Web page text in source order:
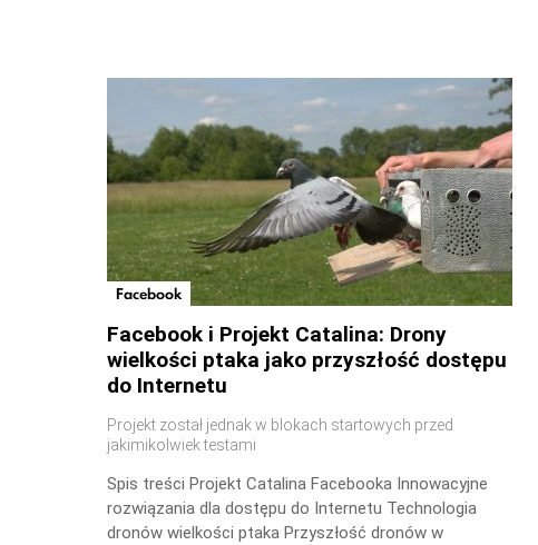
Facebook
Facebook i Projekt Catalina: Drony
wielkości ptaka jako przyszłość dostępu
do Internetu
Projekt został jednak w blokach startowych przed
jakimikolwiek testami
Spis treści Projekt Catalina Facebooka Innowacyjne
rozwiązania dla dostępu do Internetu Technologia
dronów wielkości ptaka Przyszłość dronów w